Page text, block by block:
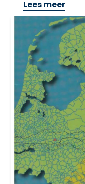
Lees meer